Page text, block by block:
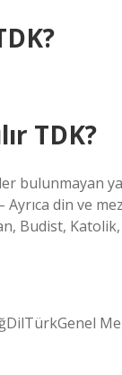
TDK?
bulunmayan
din ve
Budist,